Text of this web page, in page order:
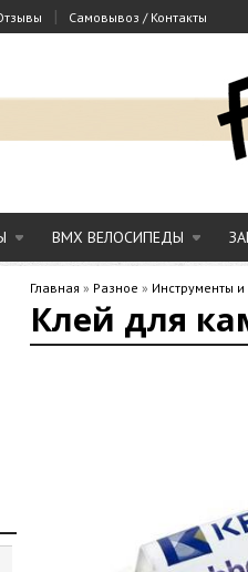
| Самовывоз / Контакты
BMX ВЕЛОСИПЕДЫ
Главная » Разное » Инструменты
Клей для